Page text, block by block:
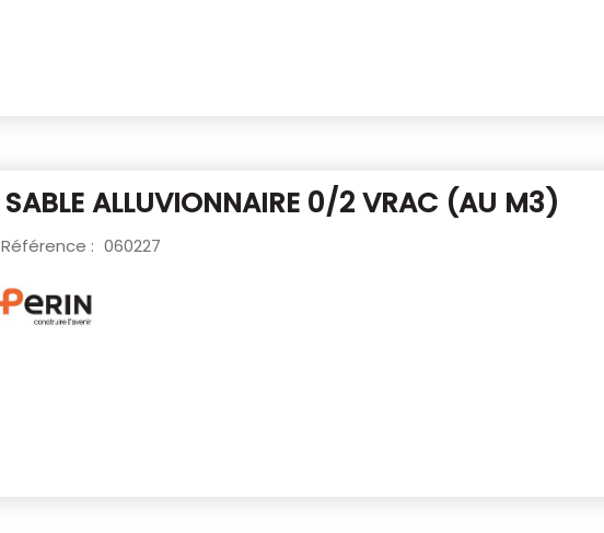
SABLE ALLUVIONNAIRE 0/2 VRAC (AU M3)
Référence : 060227